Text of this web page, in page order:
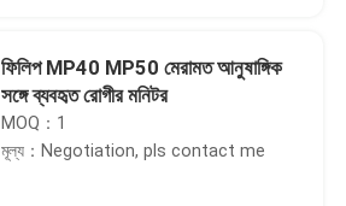
ফিলিপ MP40 MP50 মেরামত আনুষাঙ্গিক
সঙ্গে ব্যবহৃত রোগীর মনিটর
MOQ：1
মূল্য：Negotiation, pls contact me